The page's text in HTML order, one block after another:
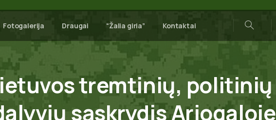
Fotogalerija Draugai “Žalia giria” Kontaktai
Search
tremtinių, politinių
sąskrydisAriogaloje